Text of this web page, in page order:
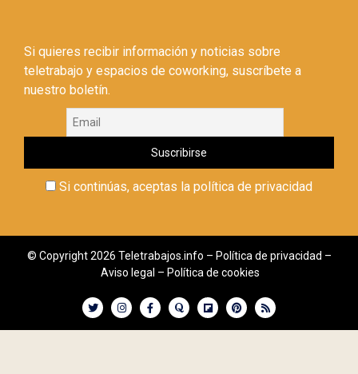
Si quieres recibir información y noticias sobre
teletrabajo y espacios de coworking, suscríbete a
nuestro boletín.
Si continúas, aceptas la política de privacidad
© Copyright 2026 Teletrabajos.info – Política de privacidad –
Aviso legal – Política de cookies